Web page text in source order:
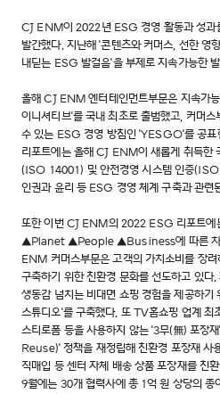
CJ ENM이 2022년 ESG 경영 활동과 성
발간했다. 지난해 '콘텐츠와 커머스, 선한 영
내딛는 ESG 발걸음'을 부제로 지속가능한
올해 CJ ENM 엔터테인먼트부문은 지속가
이니셔티브'를 국내 최초로 출범했고, 커머
수 있는 ESG 경영 방침인 'YESGO'를 공표
리포트에는 올해 CJ ENM이 새롭게 취득한
(ISO 14001) 및 안전경영 시스템 인증
인권과 윤리 등 ESG 경영 체계 구축과 관련
또한 이번 CJ ENM의 2022 ESG 리포트
▲Planet ▲People ▲Business에 따른 차
ENM 커머스부문은 고객의 가치소비를 장
구축하기 위한 친환경 문화를 선도하고 있다.
생동감 넘치는 비대면 쇼핑 경험을 제공하기
스튜디오'를 구축했다. 또 TV홈쇼핑 업계 최
스티로폼 등을 사용하지 않는 '3무(無) 포
Reuse)' 정책을 재정립해 친환경 포장재 사
직매입 등 센터 자체 배송 상품 포장재를 친
9월에는 30개 협력사에 총 1억 원 상당의 종